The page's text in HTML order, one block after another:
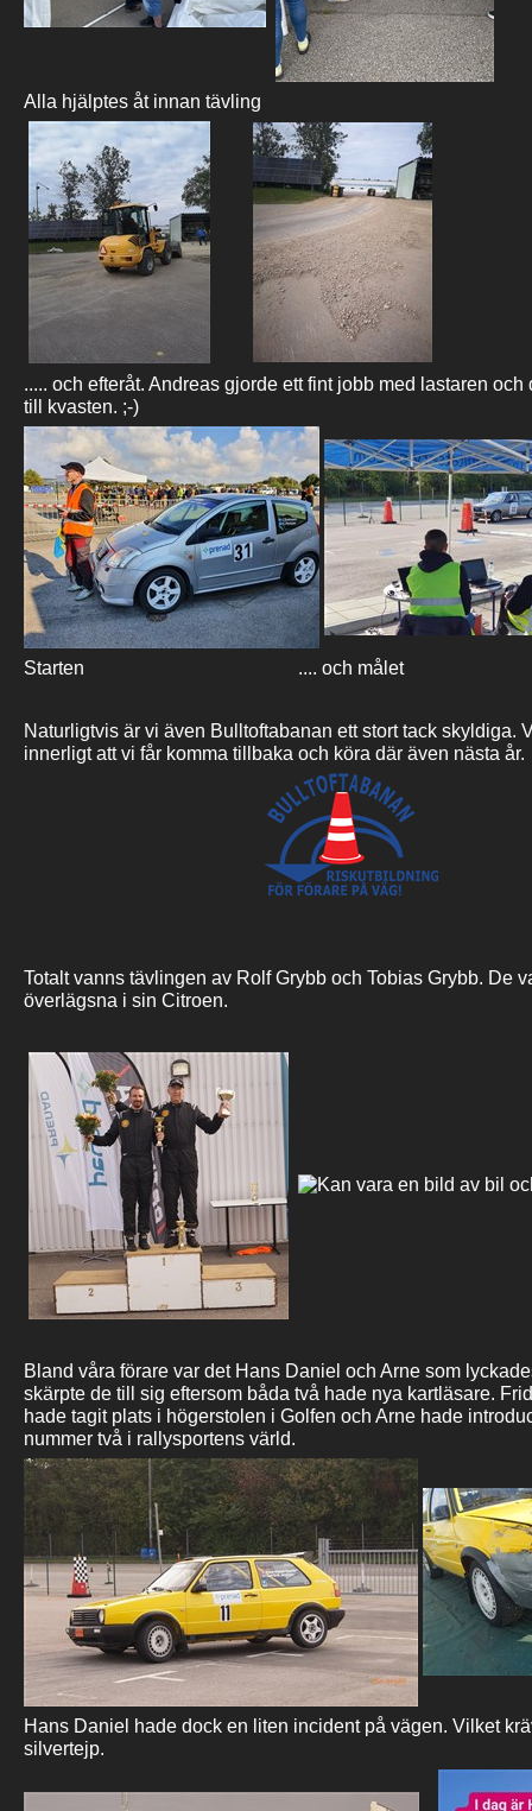
Alla hjälptes åt innan tävling
..... och efteråt. Andreas gjorde ett fint jobb med lastaren och
till kvasten. ;-)
Starten .... och målet
Naturligtvis är vi även Bulltoftabanan ett stort tack skyldiga.
innerligt att vi får komma tillbaka och köra där även nästa år.
Totalt vanns tävlingen av Rolf Grybb och Tobias Grybb. De
överlägsna i sin Citroen.
Bland våra förare var det Hans Daniel och Arne som
skärpte de till sig eftersom båda två hade nya kartläsare.
hade tagit plats i högerstolen i Golfen och Arne hade
nummer två i rallysportens värld.
Hans Daniel hade dock en liten incident på vägen. Vilket
silvertejp.